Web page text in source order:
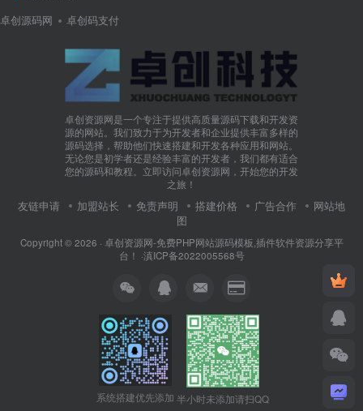
卓创源码网 卓创码支付
卓创资源网是一个专注于提供高质量源码下载和开发资
源的网站。我们致力于为开发者和企业提供丰富多样的
源码选择，帮助他们快速搭建和开发各种应用和网站。
无论您是初学者还是经验丰富的开发者，我们都有适合
您的源码和教程。立即访问卓创资源网，开始您的开发
之旅！
友链申请 加盟站长 免责声明 搭建价格 广告合作
网站地
图
Copyright © 2026 · 卓创资源网-免费PHP网站源码模板,插件软件资源分享平
台！ ·滇ICP备2022005568号
系统搭建优先添加 半小时未添加请扫QQ